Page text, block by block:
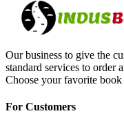
Our business to give the
standard services to order
Choose your favorite
For Customers